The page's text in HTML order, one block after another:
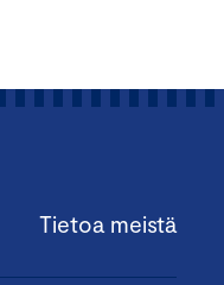
Tietoa meistä